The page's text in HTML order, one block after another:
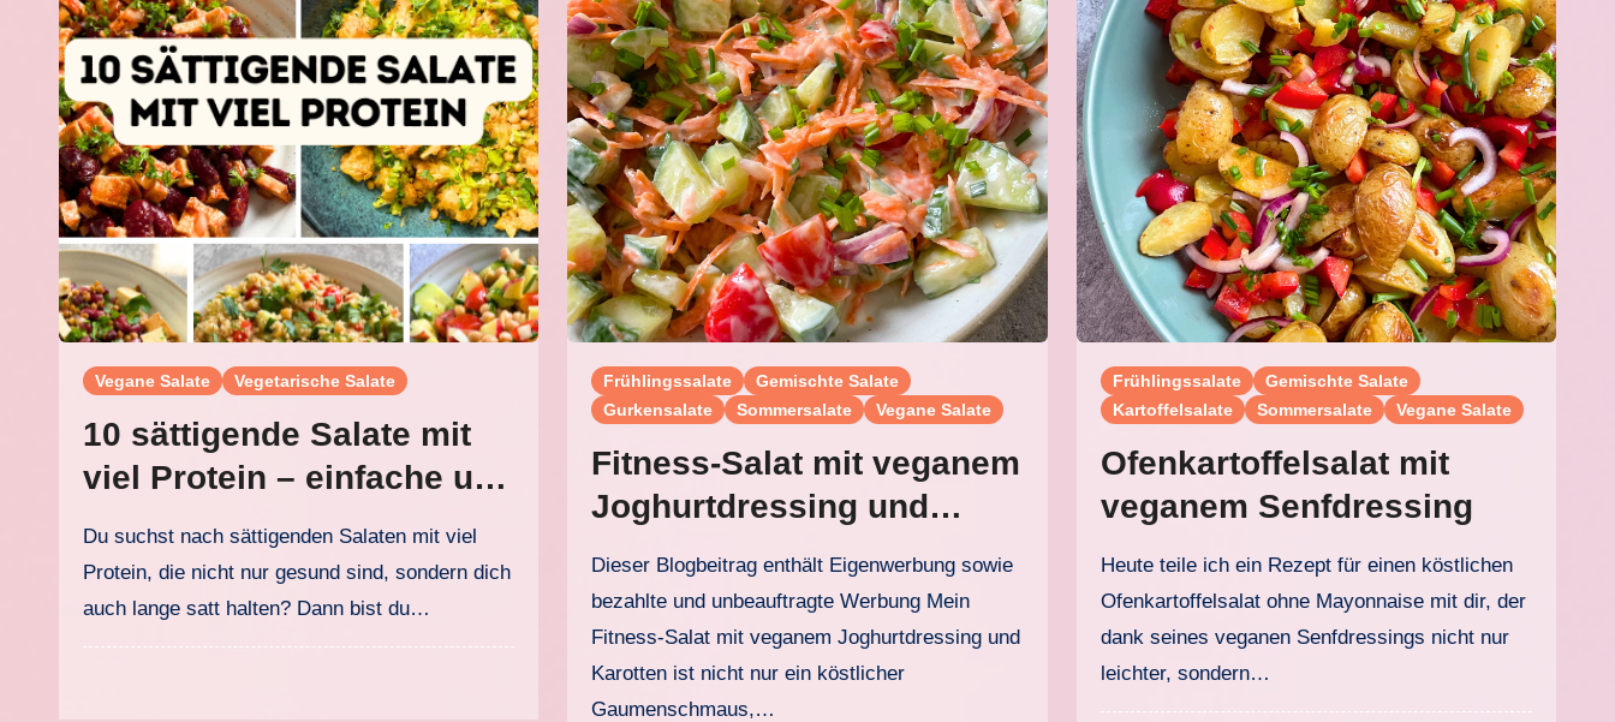
Vegane Salate Vegetarische Salate
10 sättigende Salate mit
viel Protein – einfache und
gesunde Rezepte
Du suchst nach sättigenden Salaten mit viel
Protein, die nicht nur gesund sind, sondern dich
auch lange satt halten? Dann bist du…
Frühlingssalate
Gemischte Salate
Gurkensalate
Sommersalate Vegane Salate
Fitness-Salat mit veganem
Joghurtdressing und
Karotten
Dieser Blogbeitrag enthält Eigenwerbung sowie
bezahlte und unbeauftragte Werbung Mein
Fitness-Salat mit veganem Joghurtdressing und
Karotten ist nicht nur ein köstlicher
Gaumenschmaus,…
Frühlingssalate
Gemischte Salate
Kartoffelsalate
Sommersalate Vegane Salate
Ofenkartoffelsalat mit
veganem Senfdressing
Heute teile ich ein Rezept für einen köstlichen
Ofenkartoffelsalat ohne Mayonnaise mit dir, der
dank seines veganen Senfdressings nicht nur
leichter, sondern…